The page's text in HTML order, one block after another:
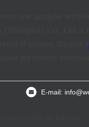
a
d'origine. Ce cas
pour les clients
E-mail: